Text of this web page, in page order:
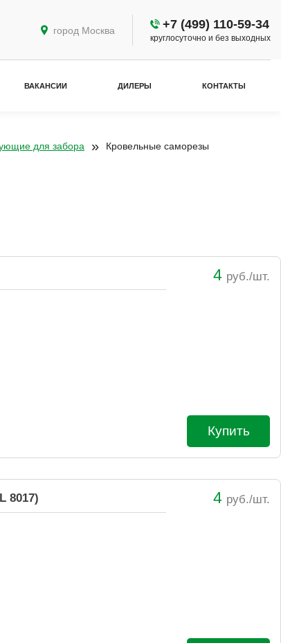
ВАКАНСИИ ДИЛЕРЫ КОНТАКТЫ
город Москва +7 (499) 110-59-34
круглосуточно и без выходных
для забора » Кровельные саморезы
4 руб./шт.
Купить
8017) 4 руб./шт.